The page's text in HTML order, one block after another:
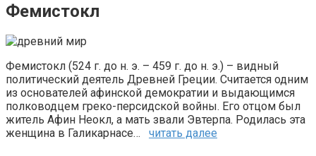
Фемистокл
Фемистокл (524 г. до н. э. – 459 г. до н. э.) – видный
политический деятель Древней Греции. Считается одним
из основателей афинской демократии и выдающимся
полководцем греко-персидской войны. Его отцом был
житель Афин Неокл, а мать звали Эвтерпа. Родилась эта
женщина в Галикарнасе… читать далее